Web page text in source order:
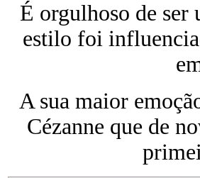
É orgulhoso de ser
estilo foi
A sua maior
Cézanne que de